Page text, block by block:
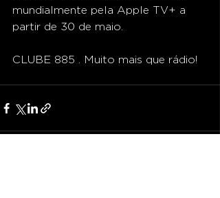
mundialmente pela Apple TV+ a
partir de 30 de maio.
CLUBE 885 . Muito mais que rádio!